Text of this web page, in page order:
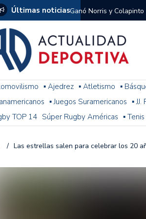
Últimas noticiasGanó Norris y
1
El penal de Barracas
Monumental
Se jugó una nueva
Arrancó el Torneo
Franco Colapinto giró
▪ Ajedrez ▪ Atletismo ▪
▪ Juegos Suramericanos ▪
TOP 14 Súper Rugby Américas ▪ Tenis
/ Las estrellas salen para celebrar los 20